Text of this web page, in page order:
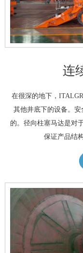
连
在很深的地下，
其他井底下的设备。
的。径向柱塞马达是对
保证产品结